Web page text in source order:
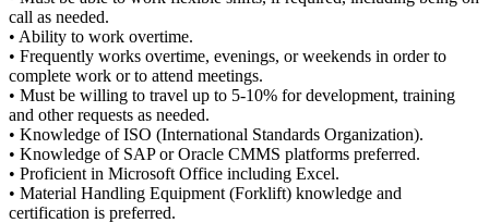
call as needed.
• Ability to work overtime.
• Frequently works overtime, evenings, or weekends in order to
complete work or to attend meetings.
• Must be willing to travel up to 5-10% for development, training
and other requests as needed.
• Knowledge of ISO (International Standards Organization).
• Knowledge of SAP or Oracle CMMS platforms preferred.
• Proficient in Microsoft Office including Excel.
• Material Handling Equipment (Forklift) knowledge and
certification is preferred.